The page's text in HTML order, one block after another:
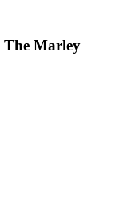
The Marley